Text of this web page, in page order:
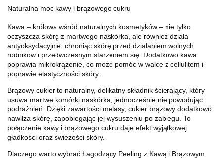
Naturalna moc kawy i brązowego cukru
Kawa – królowa wśród naturalnych kosmetyków – nie tylko
oczyszcza skórę z martwego naskórka, ale również działa
antyoksydacyjnie, chroniąc skórę przed działaniem wolnych
rodników i przedwczesnym starzeniem się. Dodatkowo kawa
poprawia mikrokrążenie, co może pomóc w walce z cellulitem i
poprawie elastyczności skóry.
Brązowy cukier to naturalny, delikatny składnik ścierający, który
usuwa martwe komórki naskórka, jednocześnie nie powodując
podrażnień. Dzięki zawartości melasy, cukier brązowy dodatkowo
nawilża skórę, zapobiegając jej wysuszeniu po zabiegu. To
połączenie kawy i brązowego cukru daje efekt wyjątkowej
gładkości oraz świeżości skóry.
Dlaczego warto wybrać Łagodzący Peeling z Kawą i Brązowym